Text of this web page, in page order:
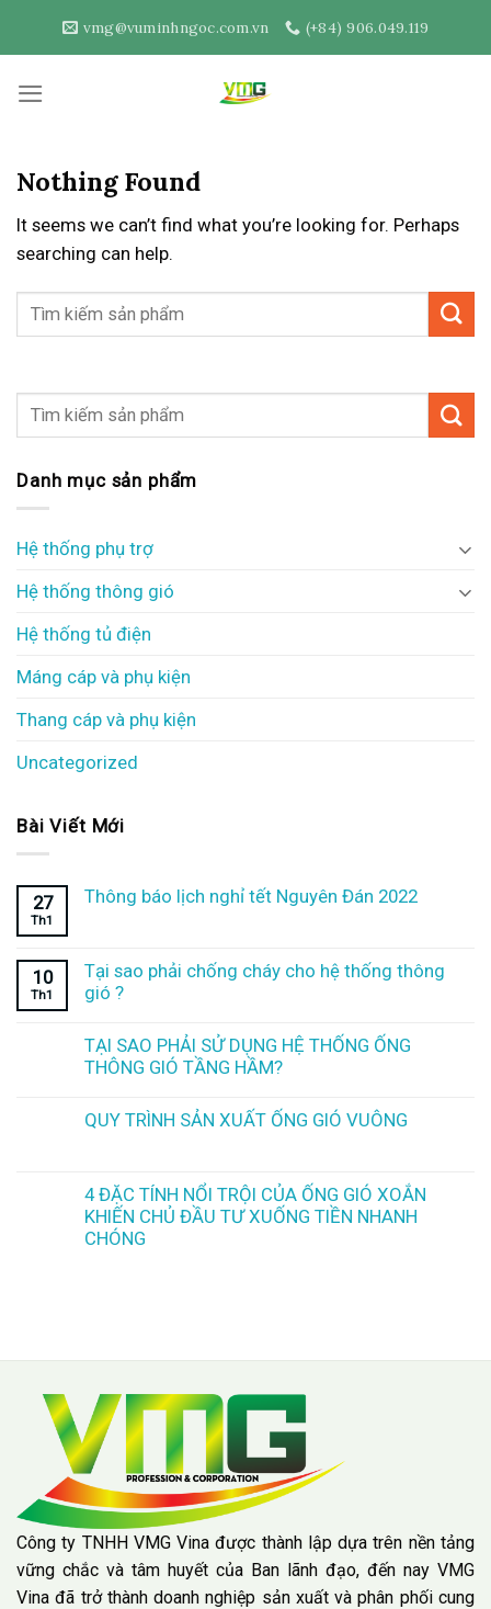
vmg@vuminhngoc.com.vn (+84) 906.049.119
Nothing Found
It seems we can’t find what you’re looking for. Perhaps
searching can help.
Danh mục sản phẩm
Hệ thống phụ trợ
Hệ thống thông gió
Hệ thống tủ điện
Máng cáp và phụ kiện
Thang cáp và phụ kiện
Uncategorized
Bài Viết Mới
27
Th1
Thông báo lịch nghỉ tết Nguyên Đán 2022
10
Th1
Tại sao phải chống cháy cho hệ thống thông
gió ?
TẠI SAO PHẢI SỬ DỤNG HỆ THỐNG ỐNG
THÔNG GIÓ TẦNG HẦM?
QUY TRÌNH SẢN XUẤT ỐNG GIÓ VUÔNG
4 ĐẶC TÍNH NỔI TRỘI CỦA ỐNG GIÓ XOẮN
KHIẾN CHỦ ĐẦU TƯ XUỐNG TIỀN NHANH
CHÓNG
Công ty TNHH VMG Vina được thành lập dựa trên nền tảng
vững chắc và tâm huyết của Ban lãnh đạo, đến nay VMG
Vina đã trở thành doanh nghiệp sản xuất và phân phối cung